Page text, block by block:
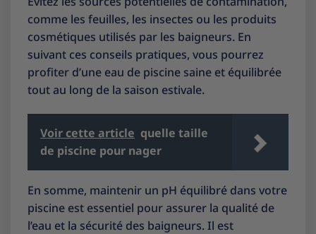
comme les feuilles, les insectes ou les produits
cosmétiques utilisés par les baigneurs. En
suivant ces conseils pratiques, vous pourrez
profiter d’une eau de piscine saine et équilibrée
tout au long de la saison estivale.
Voir cette article quelle taille
de piscine pour nager
En somme, maintenir un pH équilibré dans votre
piscine est essentiel pour assurer la qualité de
l’eau et la sécurité des baigneurs. Il est